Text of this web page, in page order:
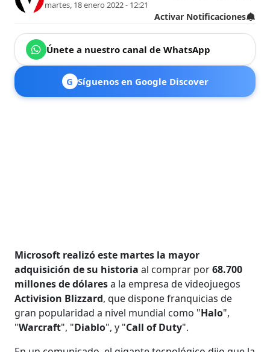
martes, 18 enero 2022 - 12:21
Activar Notificaciones
Únete a nuestro canal de WhatsApp
G Síguenos en Google Discover
Microsoft realizó este martes la mayor
adquisición de su historiaal comprar por68.700
millones de dólaresa la empresa de videojuegos
Activision Blizzard, que dispone franquicias de
gran popularidad a nivel mundial como "Halo",
"Warcraft", "Diablo", y "Call of Duty".